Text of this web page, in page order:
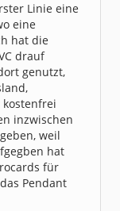
Linie eine
eine
hat die
drauf
genutzt,
kostenfrei
inzwischen
weil
hat
für
Pendant